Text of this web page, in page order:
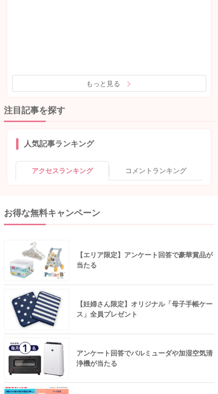
もっと見る
注目記事を探す
人気記事ランキング
アクセスランキング コメントランキング
お得な無料キャンペーン
【エリア限定】アンケート回答で豪華賞品が
当たる
【妊婦さん限定】オリジナル「母子手帳ケー
ス」全員プレゼント
アンケート回答でバルミューダや加湿空気清
浄機が当たる